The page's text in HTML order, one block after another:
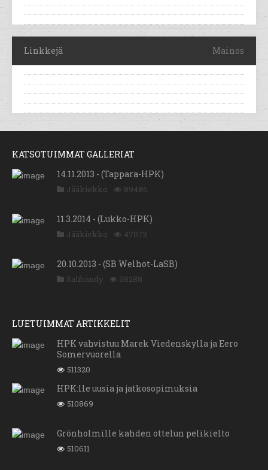
Linkkejä Mainos
KATSOTUIMMAT GALLERIAT
14.11.2013 - (Tappara-HPK)
Jääkiekko 89486
11.3.2014 - (Lukko-HPK)
Jääkiekko 47073
20.10.2013 - (SB Welhot-LaSB)
Salibandy 38288
LUETUIMMAT ARTIKKELIT
HPK vahvistuu Marek Viedenskylla ja Eero
Somervuorella
511320
HPK:lle uusia ja jatkosopimuksia
510869
Grönholmille kahden ottelun pelikielto
510611